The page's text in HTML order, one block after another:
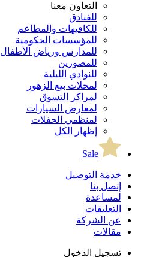
التعاون معنا
للفنادق
للكافيهات والمطاعم
للمؤسسات الحكومية
للمدارس ورياض الأطفال
للمصورين
للنوادي الليلية
لمحلات بيع الزهور
لمراكز التسوق
لمعارض السيارات
لمنظمي الحفلات
إظهار الكل
Sale
خدمة التوصيل
إتصل بنا
لمساعدة
التعليقات
عن الشركة
مقالات
تسجيل الدخول